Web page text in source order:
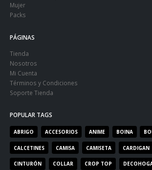
Mujer
Packs
PÁGINAS
Tienda
Nosotros
Mi Cuenta
Términos y Condiciones
Soporte Tienda
POPULAR TAGS
ABRIGO ACCESORIOS ANIME BOINA
CALCETINES CAMISA CAMISETA CARDIGAN
CINTURÓN COLLAR CROP TOP